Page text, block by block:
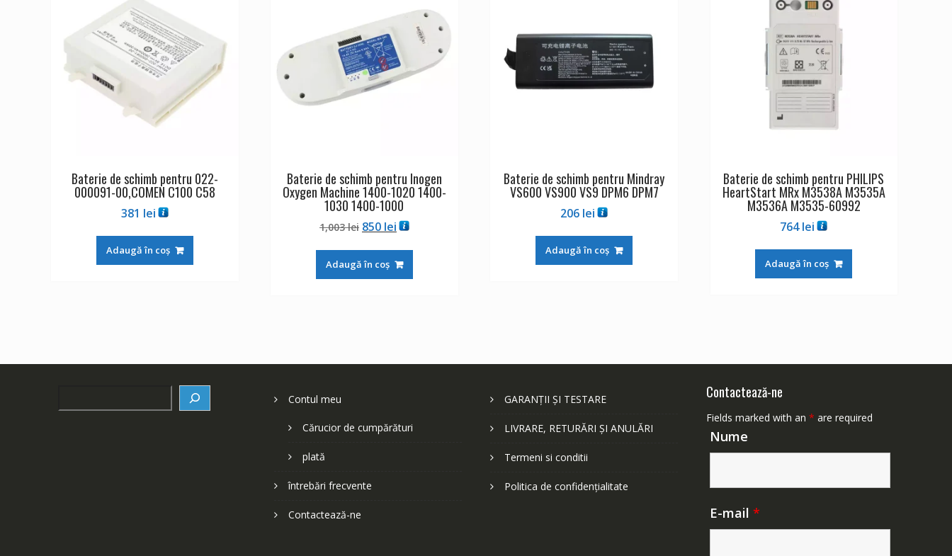
Baterie de schimb pentru 022-
000091-00,COMEN C100 C58
381 lei
Adaugă în coș
Baterie de schimb pentru Inogen
Oxygen Machine 1400-1020 1400-
1030 1400-1000
1,003lei Prețul
a
fost:
850 leiPrețul
este:
850 lei.
Adaugă în coș
Baterie de schimb pentru Mindray
VS600 VS900 VS9 DPM6 DPM7
206 lei
Adaugă în coș
Baterie de schimb pentru PHILIPS
HeartStart MRx M3538A M3535A
M3536A M3535-60992
764lei
Adaugă în coș
Contul meu
Cărucior de cumpărături
plată
întrebări frecvente
Contactează-ne
GARANȚII ȘI TESTARE
LIVRARE, RETURĂRI ȘI ANULĂRI
Termeni si conditii
Politica de confidențialitate
Contactează-ne
Fields marked with an * are required
Nume
E-mail *